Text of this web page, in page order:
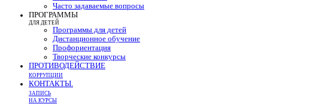
Часто задаваемые вопросы
ПРОГРАММЫ
ДЛЯ ДЕТЕЙ
Программы для детей
Дистанционное обучение
Профориентация
Творческие конкурсы
ПРОТИВОДЕЙСТВИЕ
КОРРУПЦИИ
КОНТАКТЫ.
ЗАПИСЬ
НА КУРСЫ